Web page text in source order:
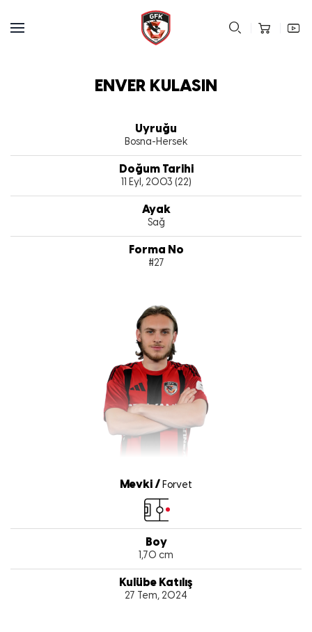
ENVER KULASIN
Uyruğu
Bosna-Hersek
Doğum Tarihi
11 Eyl, 2003 (22)
Ayak
Sağ
Forma No
#27
Mevki / Forvet
Boy
1,70 cm
Kulübe Katılış
27 Tem, 2024